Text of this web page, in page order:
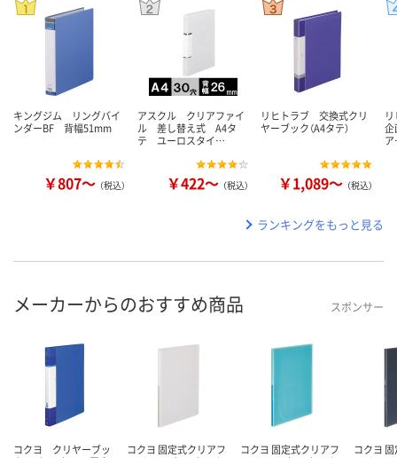
キングジム リングバイ
ンダーBF 背幅51mm
￥807～ （税込）
アスクル クリアファイ
ル 差し替え式 A4タ
テ ユーロスタイ…
￥422～ （税込）
リヒトラブ 交換式クリ
ヤーブック（A4タテ）
￥1,089～ （税込）
企
ランキングをもっと見る
メーカーからのおすすめ商品 スポンサー
コクヨ クリヤーブッ
コクヨ 固定式クリアフ
コクヨ 固定式クリアフ
コクヨ